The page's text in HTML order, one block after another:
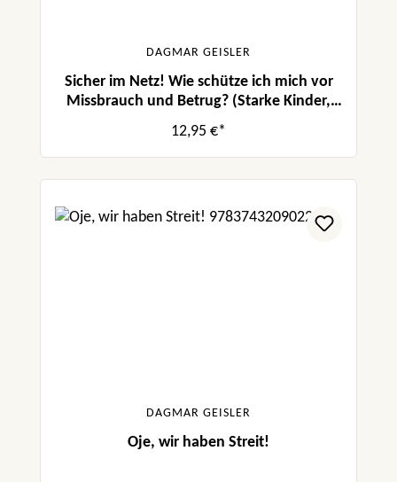
DAGMAR GEISLER
Sicher im Netz! Wie schütze ich mich vor
Missbrauch und Betrug? (Starke Kinder,
glückliche Eltern)
12,95 €*
DAGMAR GEISLER
Oje, wir haben Streit!